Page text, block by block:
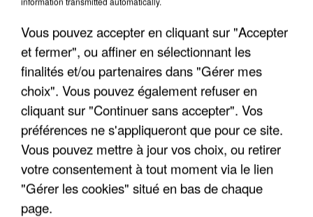
"JE SUIS À DISPOSITION DES
"ON A TOUS LE TRAC"
"ON N'EST PAS DES PARENTS
Vous pouvez accepter en cliquant sur "Accepter
et fermer", ou affiner en sélectionnant les
finalités et/ou partenaires dans "Gérer mes
choix". Vous pouvez également refuser en
cliquant sur "Continuer sans accepter". Vos
préférences ne s'appliqueront que pour ce site.
Vous pouvez mettre à jour vos choix, ou retirer
votre consentement à tout moment via le lien
"Gérer les cookies" situé en bas de chaque
page.